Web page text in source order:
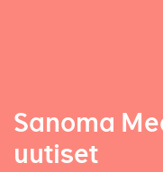
Sanoma
uutiset